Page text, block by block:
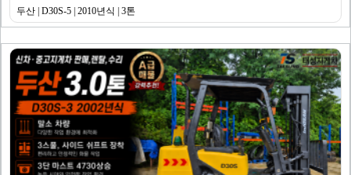
두산 | D30S-5 | 2010년식 | 3톤